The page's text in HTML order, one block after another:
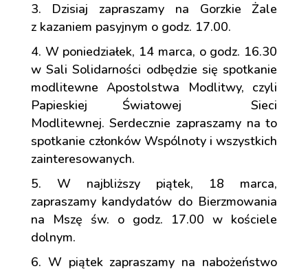
Dzisiaj zapraszamy na Gorzkie Żale
z kazaniem pasyjnym o godz. 17.00.
W poniedziałek, 14 marca, o godz. 16.30
w Sali Solidarności odbędzie się spotkanie
modlitewne Apostolstwa Modlitwy, czyli
Papieskiej Światowej Sieci
Modlitewnej. Serdecznie zapraszamy na to
spotkanie członków Wspólnoty i wszystkich
zainteresowanych.
W najbliższy piątek, 18 marca,
zapraszamy kandydatów do Bierzmowania
na Mszę św. o godz. 17.00 w kościele
dolnym.
W piątek zapraszamy na nabożeństwo